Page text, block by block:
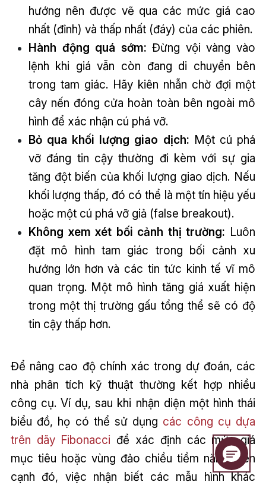
hướng nên được vẽ qua các mức giá cao
nhất (đỉnh) và thấp nhất (đáy) của các phiên.
Hành động quá sớm: Đừng vội vàng vào
lệnh khi giá vẫn còn đang di chuyển bên
trong tam giác. Hãy kiên nhẫn chờ đợi một
cây nến đóng cửa hoàn toàn bên ngoài mô
hình để xác nhận cú phá vỡ.
Bỏ qua khối lượng giao dịch: Một cú phá
vỡ đáng tin cậy thường đi kèm với sự gia
tăng đột biến của khối lượng giao dịch. Nếu
khối lượng thấp, đó có thể là một tín hiệu yếu
hoặc một cú phá vỡ giả (false breakout).
Không xem xét bối cảnh thị trường: Luôn
đặt mô hình tam giác trong bối cảnh xu
hướng lớn hơn và các tin tức kinh tế vĩ mô
quan trọng. Một mô hình tăng giá xuất hiện
trong một thị trường gấu tổng thể sẽ có độ
tin cậy thấp hơn.
Để nâng cao độ chính xác trong dự đoán, các
nhà phân tích kỹ thuật thường kết hợp nhiều
công cụ. Ví dụ, sau khi nhận diện một hình thái
biểu đồ, họ có thể sử dụng các công cụ dựa
trên dãy Fibonacci để xác định các mức giá
mục tiêu hoặc vùng đảo chiều tiềm năng. Bên
cạnh đó, việc nhận biết các mẫu hình khác